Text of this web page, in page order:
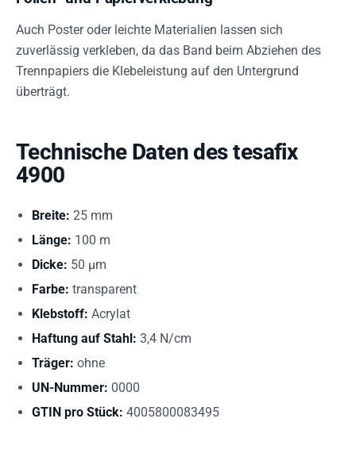
Auch Poster oder leichte Materialien lassen sich
zuverlässig verkleben, da das Band beim Abziehen des
Trennpapiers die Klebeleistung auf den Untergrund
überträgt.
Technische Daten des tesafix
4900
Breite: 25 mm
Länge: 100 m
Dicke: 50 µm
Farbe: transparent
Klebstoff: Acrylat
Haftung auf Stahl: 3,4 N/cm
Träger: ohne
UN-Nummer: 0000
GTIN pro Stück: 4005800083495